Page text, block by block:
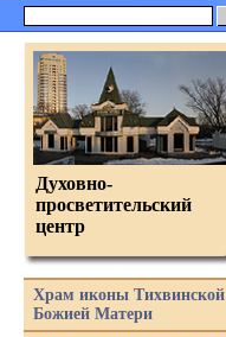
Духовно-
просветительский
центр
Храм иконы Тихвинской
Божией Матери